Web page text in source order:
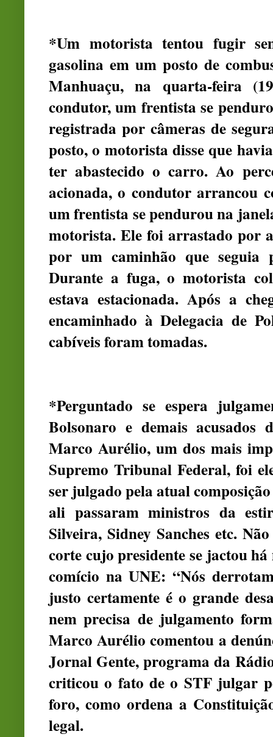
*Um motorista tentou fugir
gasolina em um posto de
Manhuaçu, na quarta-feira
condutor, um frentista se
registrada por câmeras de
posto, o motorista disse que
ter abastecido o carro. Ao
acionada, o condutor arrancou
um frentista se pendurou na
motorista. Ele foi arrastado por
por um caminhão que seguia
Durante a fuga, o motorista
estava estacionada. Após a
encaminhado à Delegacia de
cabíveis foram tomadas.
*Perguntado se espera
Bolsonaro e demais acusados
Marco Aurélio, um dos mais
Supremo Tribunal Federal, foi
ser julgado pela atual
ali passaram ministros da
Silveira, Sidney Sanches etc.
corte cujo presidente se jactou
comício na UNE: “Nós
justo certamente é o grande
nem precisa de julgamento
Marco Aurélio comentou a
Jornal Gente, programa da
criticou o fato de o STF julgar
foro, como ordena a
legal.